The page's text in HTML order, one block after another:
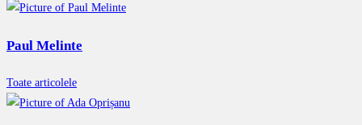
Paul Melinte
Toate articolele